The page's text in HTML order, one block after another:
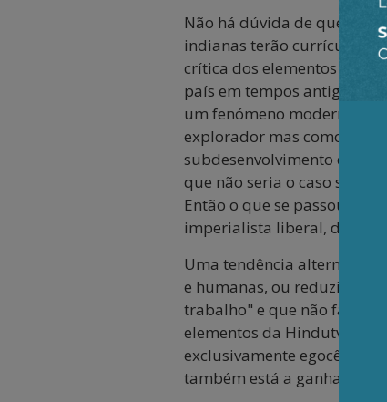
Não há dúvida de que, a
indianas terão currículos e
crítica dos elementos
país em tempos antigos".
um fenómeno moderno
explorador mas como uma
subdesenvolvimento de
que não seria o caso se
Então o que se passou na
imperialista liberal, distinto
Uma tendência alternativa
e humanas, ou reduzir as
trabalho" e que não faça
elementos da Hindutva
exclusivamente
também está a ganhar força